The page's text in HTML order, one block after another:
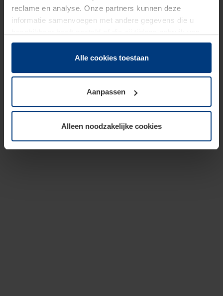
reclame en analyse. Onze partners kunnen deze
informatie samenvoegen met andere gegevens die u
hun diensten hebben verzameld.
Juridisch hebben wij het recht om cookies op uw
van deze pagina's absoluut vereist is. Voor alle andere
soorten cookies is uw toestemming benodigd. Uw
toestemming kunt u op elk moment bij de uitleg van de
wijzigen of herroepen.
Alle cookies toestaan
Aanpassen
Alleen noodzakelijke cookies